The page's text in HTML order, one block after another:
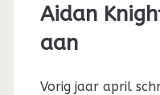
Aidan
aan
Vorig jaar april